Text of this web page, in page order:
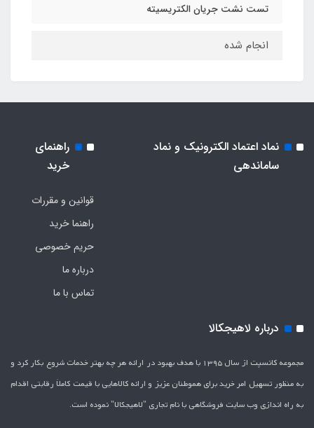
تست نشت جریان الکتریسیته
انجام شده
نماد اعتماد الکترونیک و نماد
ساماندهی
راهنمای
خرید
قوانین و مقررات
راهنما خرید
حریم خصوصی
درباره ما
تماس با ما
درباره لاهیجکالا
مجموعه کانسپت از سال 1395 با هدف بهبود در ارائه هر چه بهتر خدمات شروع بکار کرد و
به منظور تسهیل امر خرید برای هموطنان عزیز و ارائه کالاهایی با قیمت کاملاَ رقابتی اقدام
به راه اندازی وب سایت فروشگاهی با نام تجاری "لاهیج­کالا" نموده است.